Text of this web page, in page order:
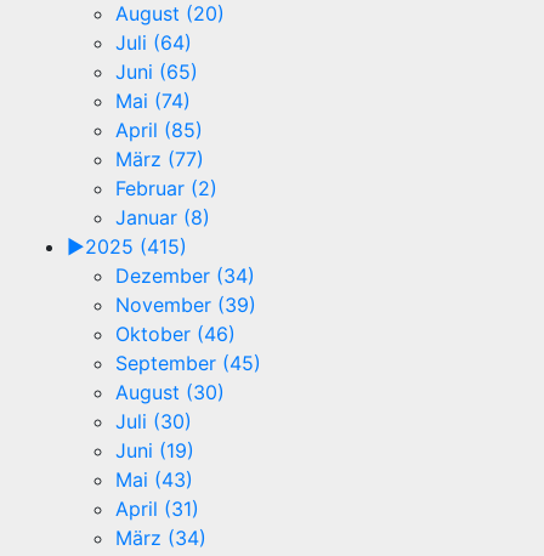
August (20)
Juli (64)
Juni (65)
Mai (74)
April (85)
März (77)
Februar (2)
Januar (8)
►2025 (415)
Dezember (34)
November (39)
Oktober (46)
September (45)
August (30)
Juli (30)
Juni (19)
Mai (43)
April (31)
März (34)